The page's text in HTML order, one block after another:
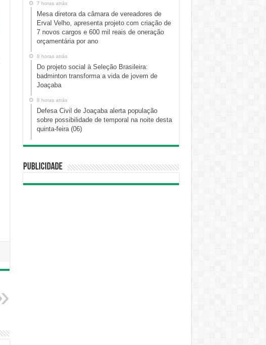
7 horas atrás
Mesa diretora da câmara de vereadores de
Erval Velho, apresenta projeto com criação de
7 novos cargos e 600 mil reais de oneração
orçamentária por ano
8 horas atrás
Do projeto social à Seleção Brasileira:
badminton transforma a vida de jovem de
Joaçaba
8 horas atrás
Defesa Civil de Joaçaba alerta população
sobre possibilidade de temporal na noite desta
quinta-feira (06)
Publicidade